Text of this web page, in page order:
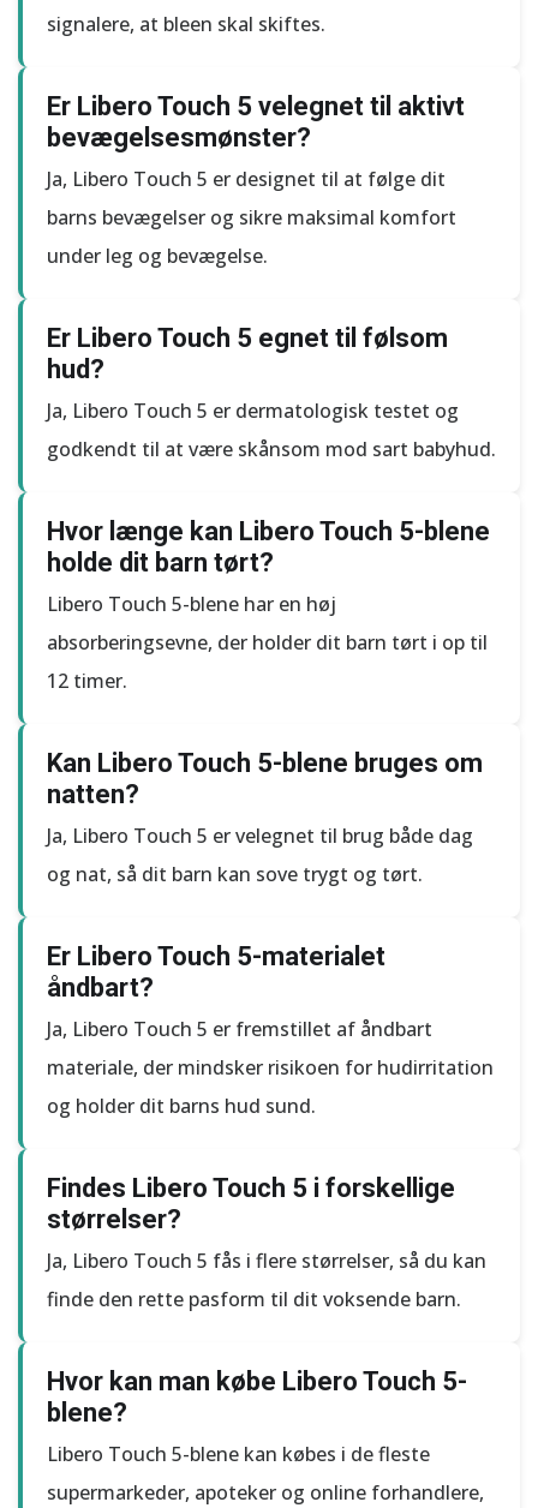
signalere, at bleen skal skiftes.
Er Libero Touch 5 velegnet til aktivt
bevægelsesmønster?
Ja, Libero Touch 5 er designet til at følge dit
barns bevægelser og sikre maksimal komfort
under leg og bevægelse.
Er Libero Touch 5 egnet til følsom
hud?
Ja, Libero Touch 5 er dermatologisk testet og
godkendt til at være skånsom mod sart babyhud.
Hvor længe kan Libero Touch 5-blene
holde dit barn tørt?
Libero Touch 5-blene har en høj
absorberingsevne, der holder dit barn tørt i op til
12 timer.
Kan Libero Touch 5-blene bruges om
natten?
Ja, Libero Touch 5 er velegnet til brug både dag
og nat, så dit barn kan sove trygt og tørt.
Er Libero Touch 5-materialet
åndbart?
Ja, Libero Touch 5 er fremstillet af åndbart
materiale, der mindsker risikoen for hudirritation
og holder dit barns hud sund.
Findes Libero Touch 5 i forskellige
størrelser?
Ja, Libero Touch 5 fås i flere størrelser, så du kan
finde den rette pasform til dit voksende barn.
Hvor kan man købe Libero Touch 5-
blene?
Libero Touch 5-blene kan købes i de fleste
supermarkeder, apoteker og online forhandlere,